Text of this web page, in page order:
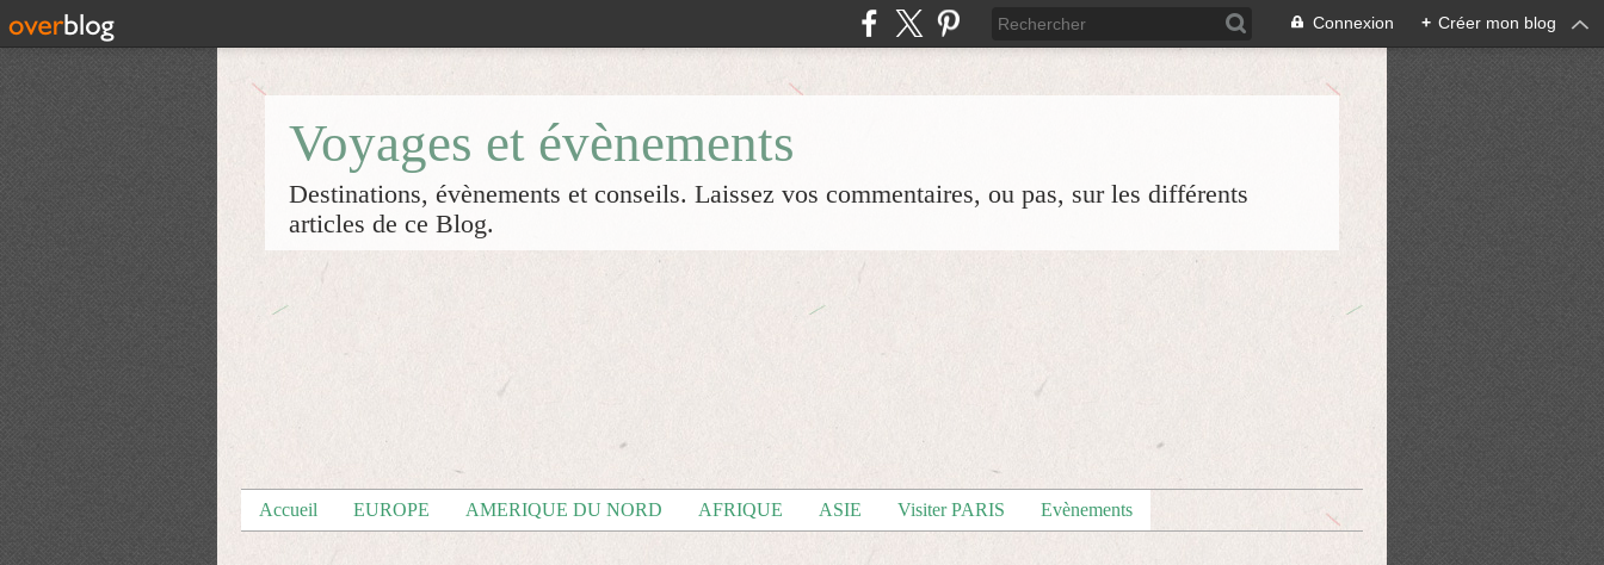
Connexion + Créer mon blog
Voyages et évènements
Destinations, évènements et conseils. Laissez vos commentaires, ou pas, sur les différents
articles de ce Blog.
Accueil EUROPE AMERIQUE DU NORD AFRIQUE ASIE Visiter PARIS Evènements